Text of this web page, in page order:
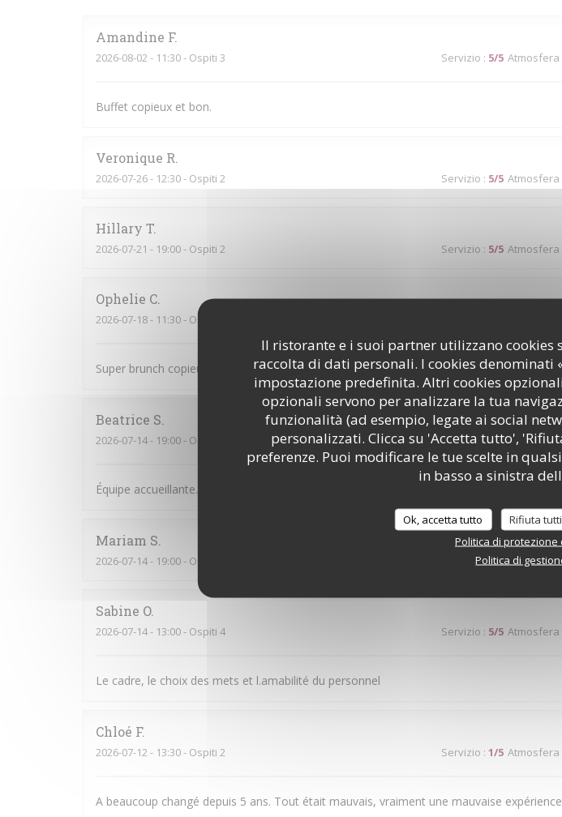
Il ristorante e i suoi partner utilizzano cookies
raccolta di dati personali. I cookies
impostazione predefinita. Altri cookies
opzionali servono per analizzare la tua
funzionalità (ad esempio, legate ai social
personalizzati. Clicca su 'Accetta tutto',
preferenze. Puoi modificare le tue scelte in
in basso a sinistra
Ok, accetta tutto Rifiuta
Politica di
Politica di
Amandine F
2026-08-02 - 11:30 - Ospiti 3 Servizio : 5/5 Atmosfera
Buffet copieux et bon.
Veronique R
2026-07-26- 12:30 - Ospiti 2 Servizio : 5/5 Atmosfera
Hillary T
2026-07-21 - 19:00 - Ospiti 2 Servizio : 5/5 Atmosfera
Ophelie C
2026-07-18- 11:30 - Ospiti 2
Super brunch copieux et bon Le serveur était au top !
Beatrice S
2026-07-14- 19:00 - Ospiti 6 Servizio :5/5 Atmosfera
Équipe accueillante. Bonne Ambiance et on y mange bien. Je recommande
Mariam S
2026-07-14- 19:00 - Ospiti 6 Servizio:5/5 Atmosfera
Sabine O
2026-07-14- 13:00 - Ospiti 4 Servizio : 5/5 Atmosfera
Le cadre, le choix des mets et l.amabilité du personnel
Chloé F
2026-07-12 - 13:30 - Ospiti 2 Servizio : 1/5 Atmosfera
A beaucoup changé depuis 5 ans. Tout était mauvais, vraiment une mauvaise